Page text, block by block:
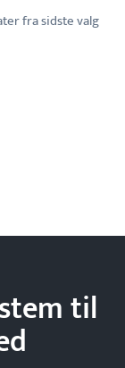
fra sidste valg
til